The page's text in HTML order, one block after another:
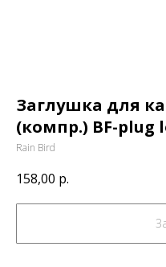
Заглушка для
(компр.) BF-plug
Rain Bird
158,00 р.